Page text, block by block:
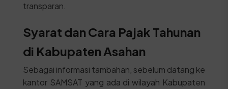
transparan.
Syarat dan Cara Pajak Tahunan
di Kabupaten Asahan
Sebagai informasi tambahan, sebelum datang ke
kantor SAMSAT yang ada di wilayah Kabupaten